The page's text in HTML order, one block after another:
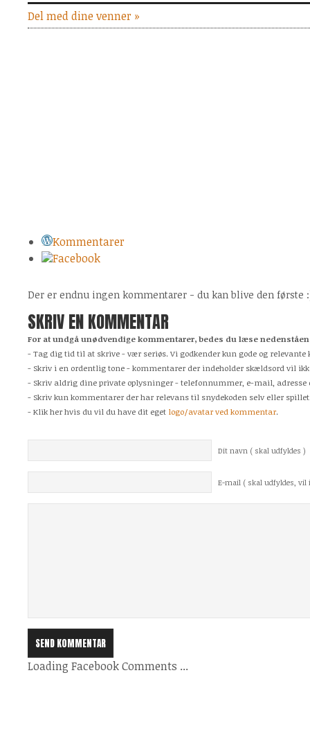
Del med dine venner »
Kommentarer
Facebook
Der er endnu ingen kommentarer - du kan blive den første
SKRIV EN KOMMENTAR
For at undgå unødvendige kommentarer, bedes du læse
- Tag dig tid til at skrive - vær seriøs. Vi godkender kun gode og
- Skriv i en ordentlig tone - kommentarer der indeholder skældsord vil
- Skriv aldrig dine private oplysninger - telefonnummer, e-mail, adresse
- Skriv kun kommentarer der har relevans til snydekoden selv eller
- Klik her hvis du vil du have dit eget logo/avatar ved kommentar.
Dit navn ( skal udfyldes )
E-mail ( skal udfyldes, vil
Loading Facebook Comments ...